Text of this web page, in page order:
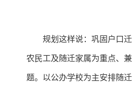
规划这样说：巩固户口
农民工及随迁家属为重点、
题。以公办学校为主安排随